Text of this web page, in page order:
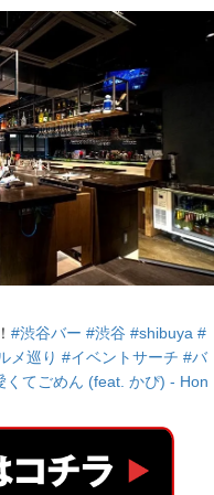
#渋谷バー #渋谷 #shibuya #
メ巡り #イベントサーチ #バ
てごめん (feat. かぴ) - Hon